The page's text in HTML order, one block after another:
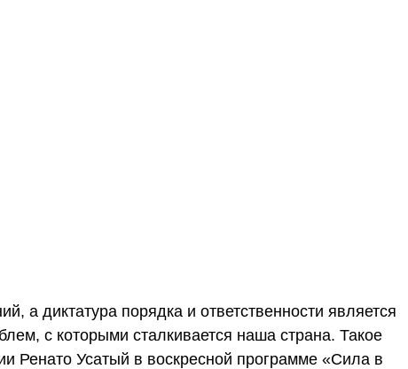
диктатура порядка и ответственности является
с которыми сталкивается наша страна. Такое
Ренато Усатый в воскресной программе «Сила в